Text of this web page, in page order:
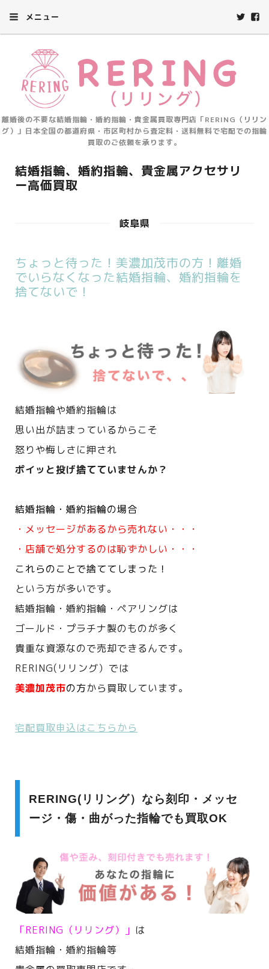
メニュー
離婚後の不要な結婚指輪・婚約指輪・貴金属買取専門店「RERING（リリン
グ）」日本全国の都道府県・市区町村から査定料・送料無料で宅配での指輪
買取のご依頼を承ります。
結婚指輪、婚約指輪、貴金属アクセサリ
ー高価買取
岐阜県
ちょっと待った！美濃加茂市の方！離婚
でいらなくなった結婚指輪、婚約指輪を
捨てないで！
結婚指輪や婚約指輪は
思い出が詰まっているからこそ
怒りや悔しさに押され
ポイッと投げ捨てていませんか？
結婚指輪・婚約指輪の場合
・メッセージがあるから売れない・・・
・店舗で処分するのは恥ずかしい・・・
これらのことで捨ててしまった！
という方が多いです。
結婚指輪・婚約指輪・ペアリングは
ゴールド・プラチナ製のものが多く
貴重な資源なので売却できるんです。
RERING(リリング）では
美濃加茂市の方から買取しています。
宅配買取申込はこちらから
RERING(リリング）なら刻印・メッセ
ージ・傷・曲がった指輪でも買取OK
「RERING（リリング）」 は
結婚指輪・婚約指輪等